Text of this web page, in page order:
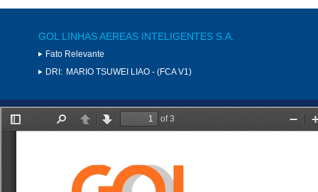
GOL LINHAS AEREAS INTELIGENTES S.A.
Fato Relevante
DRI: MARIO TSUWEI LIAO - (FCA V1)